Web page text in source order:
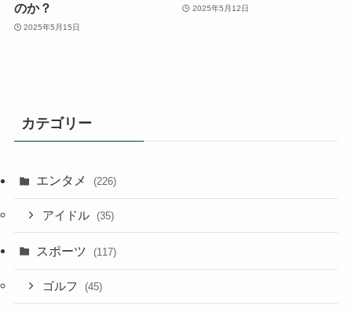
のか？
2025年5月15日
2025年5月12日
カテゴリー
エンタメ (226)
アイドル (35)
スポーツ (117)
ゴルフ (45)